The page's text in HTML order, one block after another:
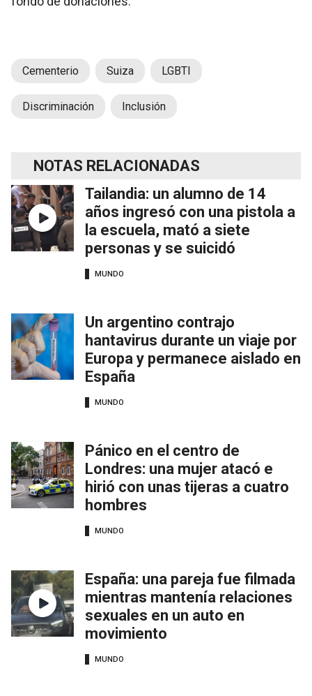
Cementerio Suiza LGBTI
Discriminación Inclusión
NOTAS RELACIONADAS
Tailandia: un alumno de 14
años ingresó con una pistola a
la escuela, mató a siete
personas y se suicidó
MUNDO
Un argentino contrajo
hantavirus durante un viaje por
Europa y permanece aislado en
España
MUNDO
Pánico en el centro de
Londres: una mujer atacó e
hirió con unas tijeras a cuatro
hombres
MUNDO
España: una pareja fue filmada
mientras mantenía relaciones
sexuales en un auto en
movimiento
MUNDO